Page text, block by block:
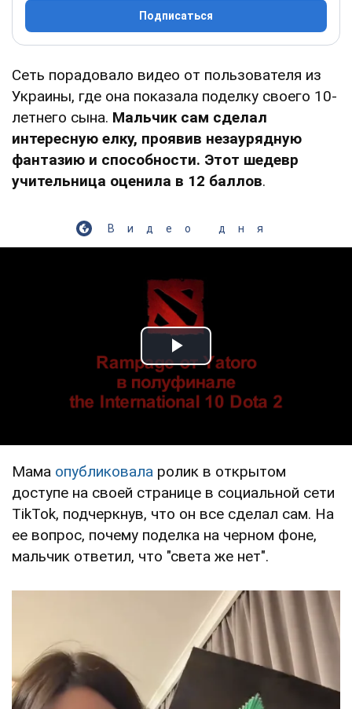
Подписаться
Сеть порадовало видео от пользователя из
Украины, где она показала поделку своего 10-
летнего сына. Мальчик сам сделал
интересную елку, проявив незаурядную
фантазию и способности. Этот шедевр
учительница оценила в 12 баллов.
Видео дня
Play Video
Мама опубликовала ролик в открытом
доступе на своей странице в социальной сети
TikTok, подчеркнув, что он все сделал сам. На
ее вопрос, почему поделка на черном фоне,
мальчик ответил, что "света же нет".